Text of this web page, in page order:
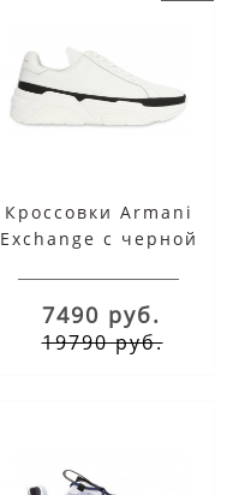
Кроссовки Armani
Exchange с черной
7490 руб.
19790 руб.